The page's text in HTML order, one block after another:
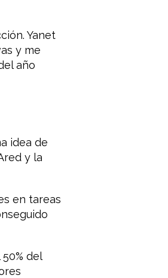
Yanet
y me
año
idea de
y la
en tareas
del